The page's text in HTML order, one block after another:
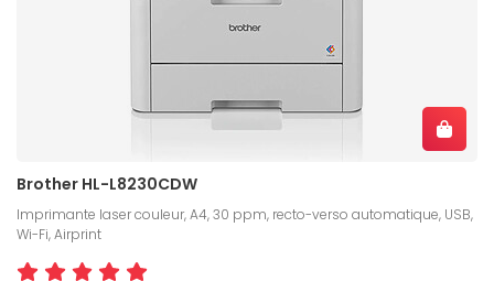
Brother HL-L8230CDW
Imprimante laser couleur, A4, 30 ppm, recto-verso automatique, USB,
Wi-Fi, Airprint